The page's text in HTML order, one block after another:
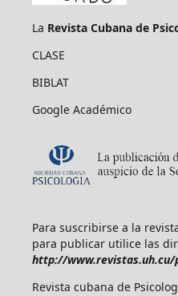
La Revista Cubana de
CLASE
BIBLAT
Google Académico
Para suscribirse a la
para publicar utilice las
http://www.revistas.uh.cu/
Revista cubana de